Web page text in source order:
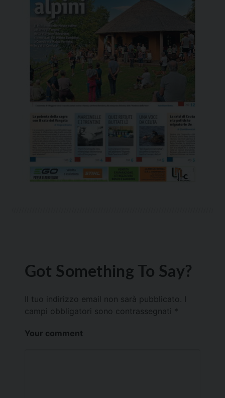
Got Something To Say?
Il tuo indirizzo email non sarà pubblicato.
campi obbligatori sono contrassegnati *
Your comment